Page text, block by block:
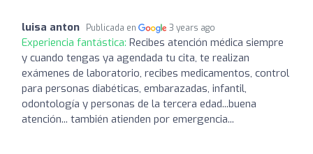
luisa anton Publicada en 3 years ago
Experiencia fantástica: Recibes atención médica siempre
y cuando tengas ya agendada tu cita, te realizan
exámenes de laboratorio, recibes medicamentos, control
para personas diabéticas, embarazadas, infantil,
odontología y personas de la tercera edad...buena
atención... también atienden por emergencia...